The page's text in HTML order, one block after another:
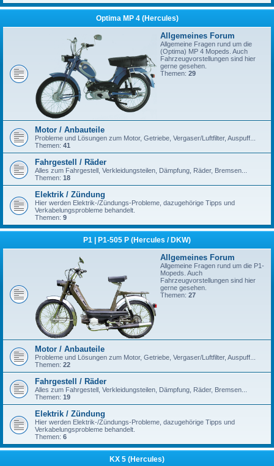
Optima MP 4 (Hercules)
Allgemeines Forum
Allgemeine Fragen rund um die
(Optima) MP 4 Mopeds. Auch
Fahrzeugvorstellungen sind hier
gerne gesehen.
Themen: 29
Motor / Anbauteile
Probleme und Lösungen zum Motor, Getriebe, Vergaser/Luftfilter, Auspuff...
Themen: 41
Fahrgestell / Räder
Alles zum Fahrgestell, Verkleidungsteilen, Dämpfung, Räder, Bremsen...
Themen: 18
Elektrik / Zündung
Hier werden Elektrik-/Zündungs-Probleme, dazugehörige Tipps und
Verkabelungsprobleme behandelt.
Themen: 9
P1 | P1-505 P (Hercules / DKW)
Allgemeines Forum
Allgemeine Fragen rund um die P1-
Mopeds. Auch
Fahrzeugvorstellungen sind hier
gerne gesehen.
Themen: 27
Motor / Anbauteile
Probleme und Lösungen zum Motor, Getriebe, Vergaser/Luftfilter, Auspuff...
Themen: 22
Fahrgestell / Räder
Alles zum Fahrgestell, Verkleidungsteilen, Dämpfung, Räder, Bremsen...
Themen: 19
Elektrik / Zündung
Hier werden Elektrik-/Zündungs-Probleme, dazugehörige Tipps und
Verkabelungsprobleme behandelt.
Themen: 6
KX 5 (Hercules)